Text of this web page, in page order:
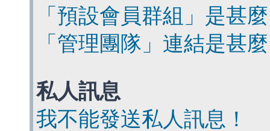
「預設會員群組」是甚
「管理團隊」連結是甚
私人訊息
我不能發送私人訊息！